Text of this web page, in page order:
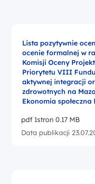
Lista pozytywnie
ocenie formalnej w
Komisji Oceny
Priorytetu VIII
aktywnej integracji
zdrowotnych na
Ekonomia społeczna
pdf 1stron 0.17 MB
Data publikacji